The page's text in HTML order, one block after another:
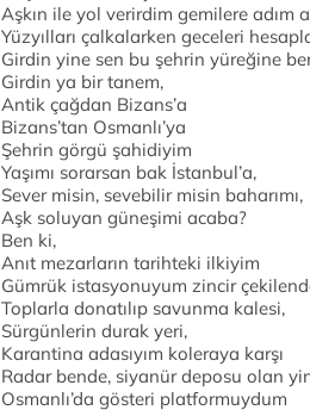
Aşkın ile yol verirdim gemilere adım
Yüzyılları çalkalarken geceleri
Girdin yine sen bu şehrin yüreğine
Girdin ya bir tanem,
Antik çağdan Bizans’a
Bizans’tan Osmanlı’ya
Şehrin görgü şahidiyim
Yaşımı sorarsan bak İstanbul’a,
Sever misin, sevebilir misin baharımı,
Aşk soluyan güneşimi acaba?
Ben ki,
Anıt mezarların tarihteki ilkiyim
Gümrük istasyonuyum zincir
Toplarla donatılıp savunma kalesi,
Sürgünlerin durak yeri,
Karantina adasıyım koleraya karşı
Radar bende, siyanür deposu olan
Osmanlı’da gösteri platformuydum